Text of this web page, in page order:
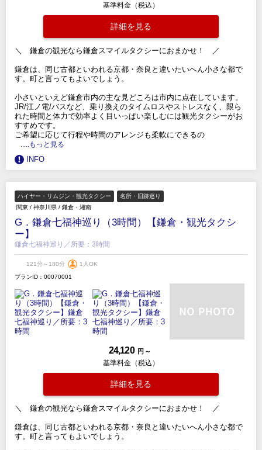
基準料金（税込）
詳細を見る
＼ 鎌倉の観光なら鎌倉スマイルタクシーにおまかせ！ ／
鎌倉は、同じ古都といわれる京都・奈良と違いたいへん小さな都で
す。町と言ってもよいでしょう。
小さいといえど鎌倉市内の主な見どころは市内に点在しています。
JR/江ノ電/バスなど、乗り換えのタイムロスやストレスなく、限ら
れた時間と体力で効率よく目いっぱい楽しむには観光タクシーがお
すすめです。
ご希望に応じて行程や時間のアレンジも柔軟にできるの
.....もっと見る
INFO
ハイヤー・リムジン・観光タクシー
名所・旧跡巡り
関東 / 神奈川県 / 鎌倉・湘南
G．鎌倉七福神巡り（3時間）【鎌倉・観光タクシ
ー】
鎌倉七福神巡り／所要：3時間
121分～180分
1人OK
プランID：00070001
24,120 円 ～
基準料金（税込）
詳細を見る
＼ 鎌倉の観光なら鎌倉スマイルタクシーにおまかせ！ ／
鎌倉は、同じ古都といわれる京都・奈良と違いたいへん小さな都で
す。町と言ってもよいでしょう。